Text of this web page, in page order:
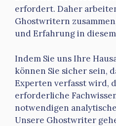
erfordert. Daher
Ghostwritern
und Erfahrung in
Indem Sie uns Ihre
können Sie sicher sein,
Experten verfasst wird,
erforderliche
notwendigen
Unsere Ghostwriter